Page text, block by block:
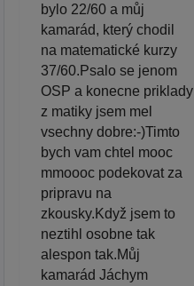
bylo 22/60 a můj
kamarád, který chodil
na matematické kurzy
37/60.Psalo se jenom
OSP a konecne priklady
z matiky jsem mel
vsechny dobre:-)Timto
bych vam chtel mooc
mmoooc podekovat za
pripravu na
zkousky.Když jsem to
neztihl osobne tak
alespon tak.Můj
kamarád Jáchym